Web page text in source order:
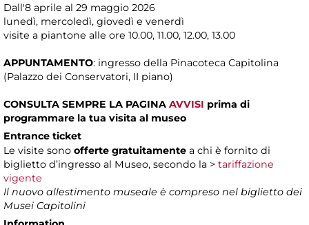
Dall'8 aprile al 29 maggio 2026
lunedì, mercoledì, giovedì e venerdì
visite a piantone alle ore 10.00, 11.00, 12.00, 13.00
APPUNTAMENTO: ingresso della Pinacoteca Capitolina
(Palazzo dei Conservatori, II piano)
CONSULTA SEMPRE LA PAGINA AVVISI prima di
programmare la tua visita al museo
Entrance ticket
Le visite sono offerte gratuitamente a chi è fornito di
biglietto d’ingresso al Museo, secondo la > tariffazione
vigente
Il nuovo allestimento museale è compreso nel biglietto dei
Musei Capitolini